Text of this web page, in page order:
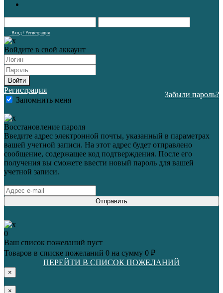
Вход / Регистрация
Войдите в свой аккаунт
Войти
Регистрация
Запомнить меня
Забыли пароль?
Восстановление пароля
Введите адрес электронной почты, указанный в параметрах
вашей учетной записи. На этот адрес будет отправлено
сообщение, содержащее код подтверждения. После его
получения вы сможете ввести новый пароль для вашей
учетной записи.
Отправить
0
Ваш список пожеланий пуст
Товаров в списке пожеланий 0 на сумму 0 ₽
ПЕРЕЙТИ В СПИСОК ПОЖЕЛАНИЙ
×
×